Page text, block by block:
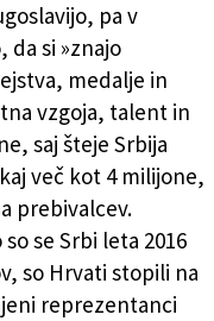
pa v
da si »znajo
medalje in
vzgoja, talent in
saj šteje Srbija
več kot 4 milijone,
prebivalcev.
se Srbi leta 2016
so Hrvati stopili na
reprezentanci